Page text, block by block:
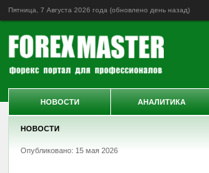
Пятница, 7 Августа 2026 года (обновлено день назад)
НОВОСТИ
Опубликовано: 15 мая 2026
НОВОСТИ АНАЛИТИКА